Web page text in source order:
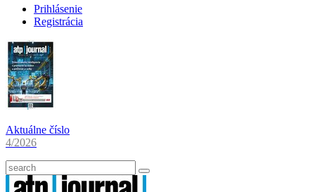
Prihlásenie
Registrácia
Aktuálne číslo
4/2026